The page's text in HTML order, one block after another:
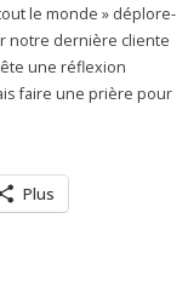
le monde » déplore-
notre dernière cliente
une réflexion
faire une prière pour
Plus